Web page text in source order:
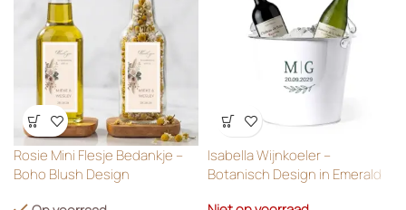
Wensenlijst
Rosie Mini Flesje Bedankje –
Boho Blush Design
Wensenlijst
Isabella Wijnkoeler –
Botanisch Design in Emerald